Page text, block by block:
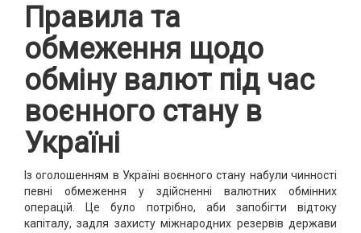
Правила та
обмеження щодо
обміну валют під час
воєнного стану в
Україні
Із оголошенням в Україні воєнного стану набули чинності
певні обмеження у здійсненні валютних обмінних
операцій. Це було потрібно, аби запобігти відтоку
капіталу, задля захисту міжнародних резервів держави